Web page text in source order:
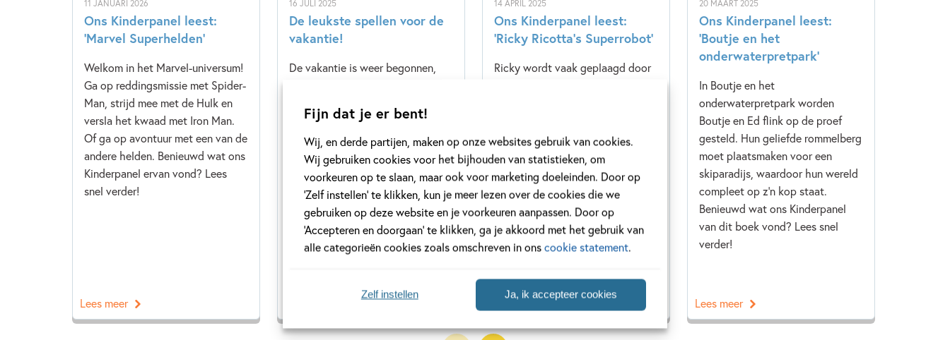
Fijn dat je er bent!
Wij, en derde partijen, maken op onze websites gebruik van cookies.
Wij gebruiken cookies voor het bijhouden van statistieken, om
voorkeuren op te slaan, maar ook voor marketing doeleinden. Door op
‘Zelf instellen’ te klikken, kun je meer lezen over de cookies die we
gebruiken op deze website en je voorkeuren aanpassen. Door op
‘Accepteren en doorgaan’ te klikken, ga je akkoord met het gebruik van
alle categorieën cookies zoals omschreven in onscookie statement.
Ja, ik accepteer cookies
Zelf instellen
11 JANUARI 2026
Ons Kinderpanel leest:
‘Marvel Superhelden’
Welkom in het Marvel-universum!
Ga op reddingsmissie met Spider-
Man, strijd mee met de Hulk en
versla het kwaad met Iron Man.
Of ga op avontuur met een van de
andere helden. Benieuwd wat ons
Kinderpanel ervan vond? Lees
snel verder!
Lees meer
16 JULI 2025
De leukste spellen voor de
vakantie!
De vakantie is weer begonnen,
niet alleen leuk, maar ook
leerzaam. Of je nu in de auto zit
onderweg naar je bestemming, op
de camping ontspant of thuis aan
het genieten bent van je vakantie,
deze spellen zorgen voor
urenlang vermaak.
14 APRIL 2025
Ons Kinderpanel leest:
‘Ricky Ricotta’s Superrobot’
Ricky wordt vaak geplaagd door
vervulling: hij krijgt een vriend. En
het is geen gewone. Het is een
SUPER-vriend! 'Ricky Ricotta's
Superrobot' is een nieuwe serie
van Dav Pilkey, bekend van de
Dog man-boeken. Benieuwd wat
ons Kinderpanel ervan vond? Lees
Lees meer
20 MAART 2025
Ons Kinderpanel leest:
‘Boutje en het
onderwaterpretpark’
In Boutje en het
onderwaterpretpark worden
Boutje en Ed flink op de proef
gesteld. Hun geliefde rommelberg
moet plaatsmaken voor een
skiparadijs, waardoor hun wereld
compleet op z’n kop staat.
Benieuwd wat ons Kinderpanel
van dit boek vond? Lees snel
verder!
Lees meer